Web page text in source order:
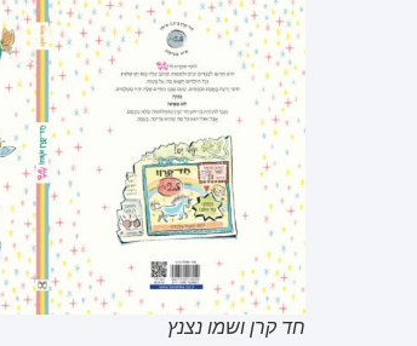
חד קרן ושמו נצנץ